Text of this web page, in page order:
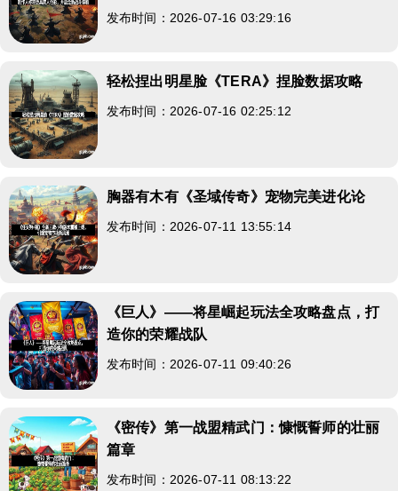
发布时间：2026-07-16 03:29:16
轻松捏出明星脸《TERA》捏脸数据攻略
发布时间：2026-07-16 02:25:12
胸器有木有《圣域传奇》宠物完美进化论
发布时间：2026-07-11 13:55:14
《巨人》——将星崛起玩法全攻略盘点，打
造你的荣耀战队
发布时间：2026-07-11 09:40:26
《密传》第一战盟精武门：慷慨誓师的壮丽
篇章
发布时间：2026-07-11 08:13:22